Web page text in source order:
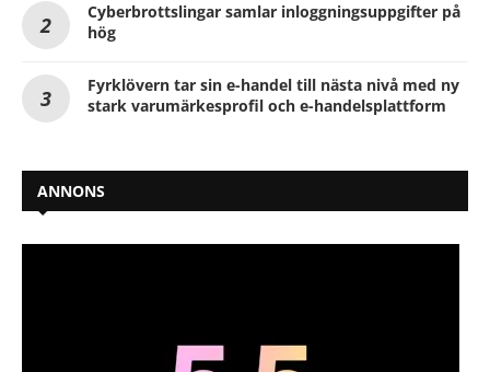
Cyberbrottslingar samlar inloggningsuppgifter på
hög
Fyrklövern tar sin e-handel till nästa nivå med ny
stark varumärkesprofil och e-handelsplattform
ANNONS